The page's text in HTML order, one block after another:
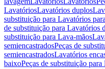
LavatóriosLavatórios duplos
substituição para Lavatórios
de substituição para Lavatórios
substituição para Lava-mãos
semiencastradosPeças de
semiencastradosLavatórios
baixoPeças de substituição